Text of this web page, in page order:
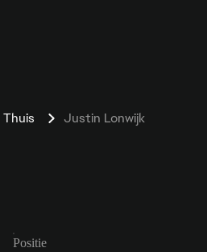
Thuis Justin Lonwijk
Positie